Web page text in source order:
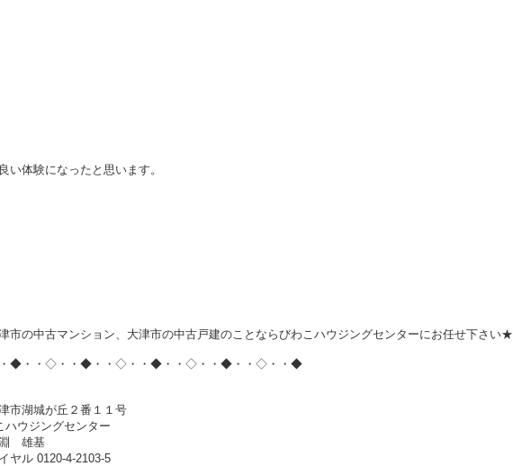
い体験になったと思います。
市の中古マンション、大津市の中古戸建のことならびわこハウジングセンターにお任せ下さい★
◆・・◇・・◆・・◇・・◆・・◇・・◆・・◇・・◆
市湖城が丘２番１１号
ウジングセンター
雄基
ヤル 0120-4-2103-5